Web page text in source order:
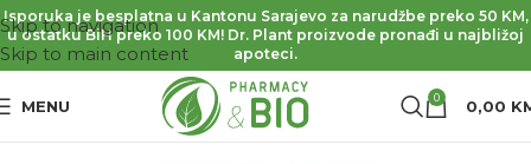
Skip to navigation
Skip to main content
Isporuka je besplatna u Kantonu Sarajevo za narudžbe preko 50 KM,
u ostatku BiH preko 100 KM! Dr. Plant proizvode pronađi u najbližoj
apoteci.
MENU 0 0,00